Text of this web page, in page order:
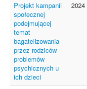
Projekt kampanii
społecznej
podejmującej
temat
bagatelizowania
przez rodziców
problemów
psychicznych u
ich dzieci
2024